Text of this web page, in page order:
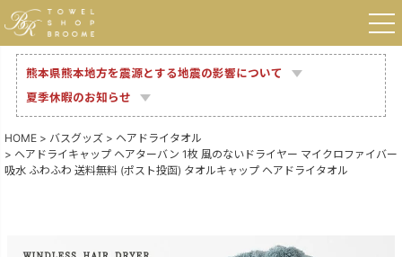
熊本県熊本地方を震源とする地震の影響について
夏季休暇のお知らせ
HOME バスグッズ
ヘアドライタオル
ヘアドライキャップ ヘアターバン 1枚 風のないドライヤー マイクロファイバー
吸水 ふわふわ 送料無料 (ポスト投函) タオルキャップ ヘアドライタオル